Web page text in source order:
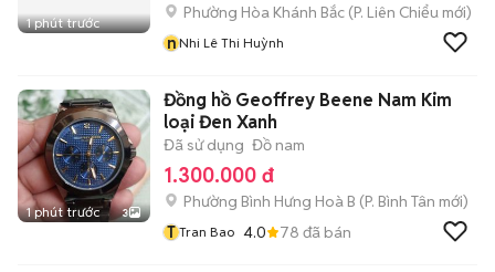
1 phút trước
Phường Hòa Khánh Bắc (P. Liên Chiểu mới)
nNhi Lê Thi Huỳnh
1 phút trước 3
Đồng hồ Geoffrey Beene Nam Kim
loại Đen Xanh
Đã sử dụng Đồ nam
1.300.000 đ
Phường Bình Hưng Hoà B (P. Bình Tân mới)
T Tran Bao 4.0 78 đã bán